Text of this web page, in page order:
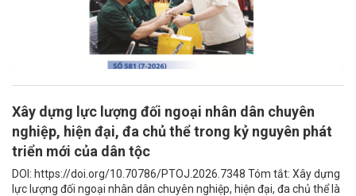
Xây dựng lực lượng đối ngoại nhân dân chuyên
nghiệp, hiện đại, đa chủ thể trong kỷ nguyên phát
triển mới của dân tộc
DOI: https://doi.org/10.70786/PTOJ.2026.7348 Tóm tắt: Xây dựng
lực lượng đối ngoại nhân dân chuyên nghiệp, hiện đại, đa chủ thể là